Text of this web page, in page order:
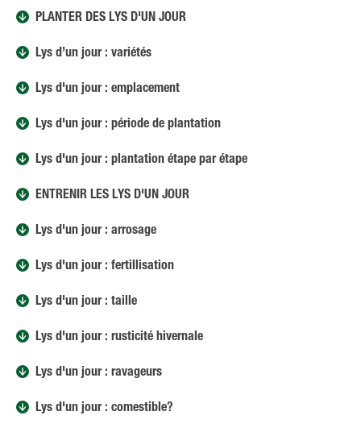
PLANTER DES LYS D'UN JOUR
Lys d’un jour : variétés
Lys d'un jour : emplacement
Lys d'un jour : période de plantation
Lys d'un jour : plantation étape par étape
ENTRENIR LES LYS D'UN JOUR
Lys d'un jour : arrosage
Lys d'un jour : fertillisation
Lys d'un jour : taille
Lys d'un jour : rusticité hivernale
Lys d'un jour : ravageurs
Lys d'un jour : comestible?